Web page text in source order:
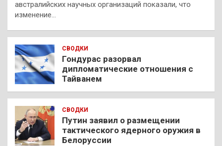
австралийских научных организаций показали, что
изменение…
СВОДКИ
Гондурас разорвал
дипломатические отношения с
Тайванем
СВОДКИ
Путин заявил о размещении
тактического ядерного оружия в
Белоруссии